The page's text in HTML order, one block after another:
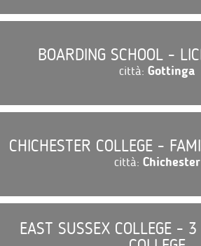
BOARDING SCHOOL -
città: Gottinga
CHICHESTER COLLEGE -
città: Chichester
EAST SUSSEX COLLEGE -